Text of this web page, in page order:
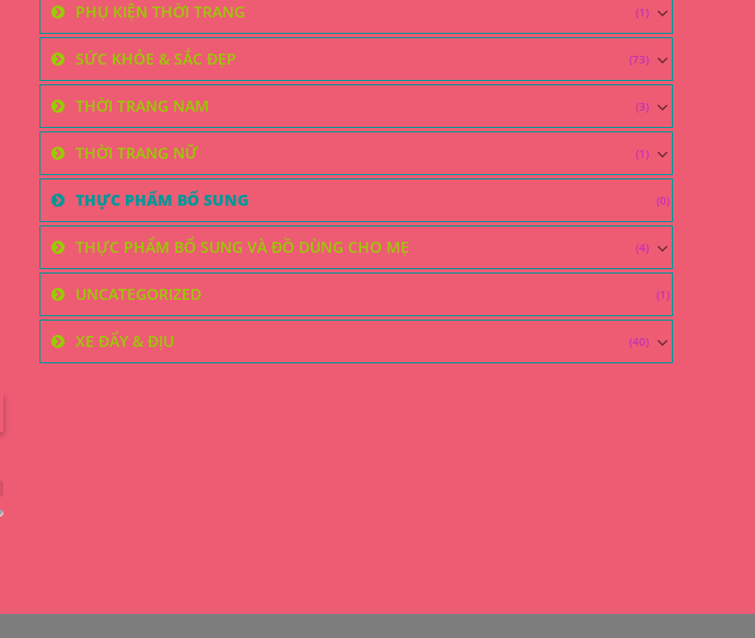
PHỤ KIỆN THỜI TRANG (1)
SỨC KHỎE & SẮC ĐẸP (73)
THỜI TRANG NAM (3)
THỜI TRANG NỮ (1)
THỰC PHẨM BỔ SUNG (0)
THỰC PHẨM BỔ SUNG VÀ ĐỒ DÙNG CHO MẸ (4)
UNCATEGORIZED (1)
XE ĐẨY & ĐỊU (40)